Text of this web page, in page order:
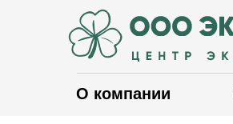
О компании